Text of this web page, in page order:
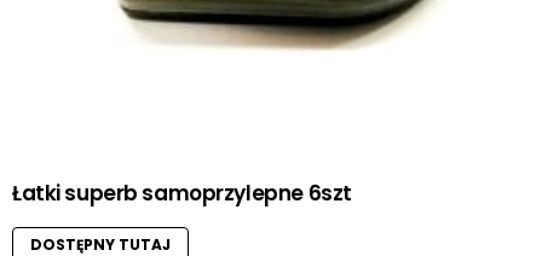
Łatki superb samoprzylepne 6szt
DOSTĘPNY TUTAJ